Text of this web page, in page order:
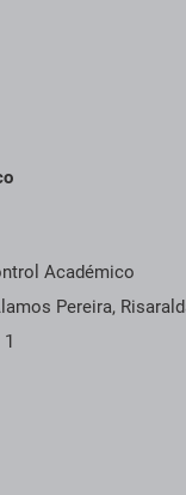
Académico
Pereira,